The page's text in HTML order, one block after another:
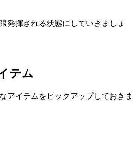
発揮される状態にしていきましょ
テム
アイテムをピックアップしておきま